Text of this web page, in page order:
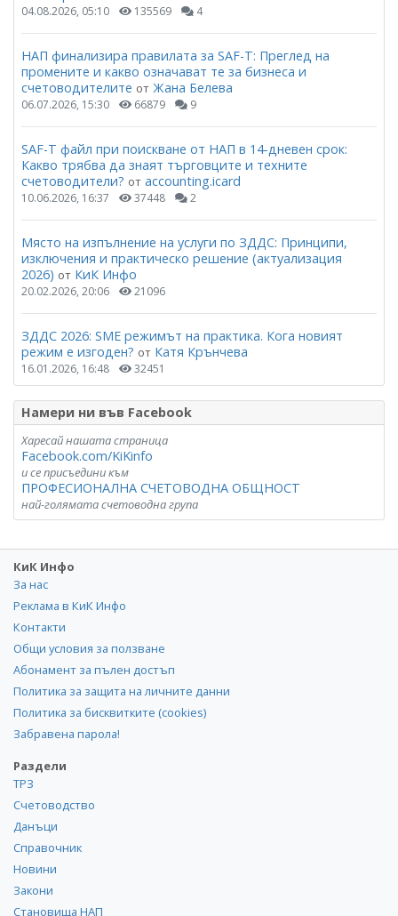
04.08.2026, 05:10 135569 4
НАП финализира правилата за SAF-T: Преглед на
промените и какво означават те за бизнеса и
счетоводителите от Жана Белева
06.07.2026, 15:30 66879 9
SAF-T файл при поискване от НАП в 14-дневен срок:
Какво трябва да знаят търговците и техните
счетоводители? от accounting.icard
10.06.2026, 16:37 37448 2
Място на изпълнение на услуги по ЗДДС: Принципи,
изключения и практическо решение (актуализация
2026) от КиК Инфо
20.02.2026, 20:06 21096
ЗДДС 2026: SME режимът на практика. Кога новият
режим е изгоден? от Катя Крънчева
16.01.2026, 16:48 32451
Намери ни във Facebook
Харесай нашата страница
Facebook.com/KiKinfo
и се присъедини към
ПРОФЕСИОНАЛНА СЧЕТОВОДНА ОБЩНОСТ
най-голямата счетоводна група
КиК Инфо
За нас
Реклама в КиК Инфо
Контакти
Общи условия за ползване
Абонамент за пълен достъп
Политика за защита на личните данни
Политика за бисквитките (cookies)
Забравена парола!
Раздели
ТРЗ
Счетоводство
Данъци
Справочник
Новини
Закони
Становища НАП